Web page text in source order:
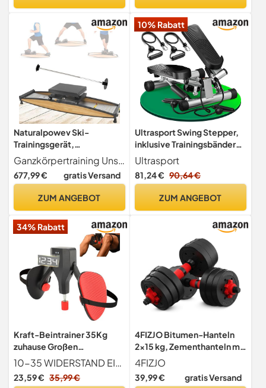
Naturalpowev Ski-
Trainingsgerät,
Skisimulator-Trainer mit
Skistöcken, Widerstand 0–
100 kg, Muskel-
für das Fitnessstudio zu
Ganzkörpertraining Unser Skitrainer trainiert alle wichtigen Muskelgruppen durch plyometrisches Training, trainiert effektiv Ihre Taille und Ihren Bauch, steigert Ihre Muskelkraft und Ausdauer, verbessert Ihre Gelenkflexibilität und Beinkraft. Gleichzeitig kann er auch das Gleichgewicht und die Koordinationsfähigkeit Ihres Körpers trainieren.
677,99 € gratis Versand
ZUM ANGEBOT
10% Rabatt
Ultrasport Swing Stepper,
inklusive Trainingsbändern,
Heimtrainer Stepper mit
verstellbarem Widerstand
und kabellosem
Down-Stepper für
Ultrasport
81,24 € 90,64 €
ZUM ANGEBOT
34% Rabatt
Kraft-Beintrainer 35Kg
zuhause Großen
Widerstand Männer Und
Frauen Oberschenkel
Trainer Pc Muskel
10-35 WIDERSTAND EINSTELLBAR Der widerstand des oberschenkeltrainer ist stufenweise von 10-35kg für progressives training einstellbar.
23,59 € 35,99 €
4FIZJO Bitumen-Hanteln
2x15 kg, Zementhanteln mit
Kunststoffummantelung,
Hantelset verstellbar,
Kurzhantel, Dumbbell Kraft
4FIZJO
39,99 € gratis Versand